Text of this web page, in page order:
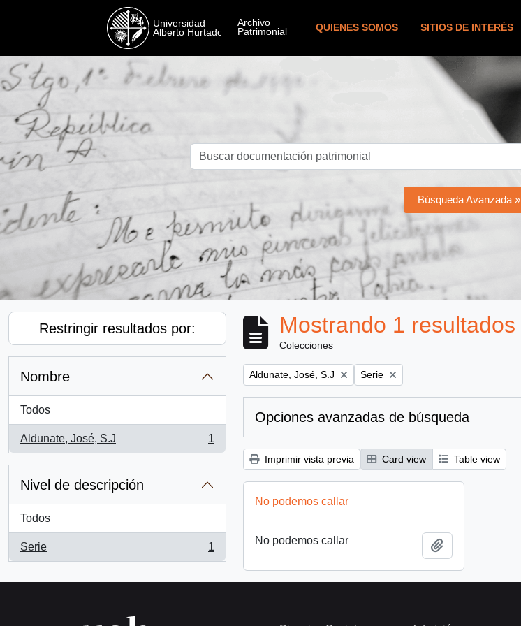
QUIENES SOMOS SITIOS DE INTERÉS
Búsqueda Avanzada »
Restringir resultados por:
Nombre
Todos
Aldunate, José, S.J
, 1 resultados
1
Nivel de descripción
Todos
Serie
, 1 resultados
1
Mostrando 1 resultados
Colecciones
Remove filter:
Aldunate, José, S.J Remove filter:
Serie
Opciones avanzadas de búsqueda
Imprimir vista previa Card view Table view
No podemos callar
No podemos callar